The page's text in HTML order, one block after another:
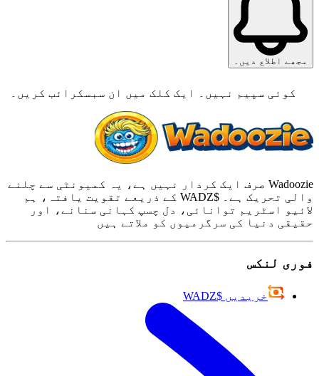
مجھے اطلاع دیں۔
کوئی سپیم نہیں۔ ایک کلک میں ان سبسکرائب کریں۔
Wadoozie صرف ایک کردار نہیں ہے، یہ کمیونٹی سے چلنے
والی تحریک ہے۔ $WADZ کے ذریعے تقویت یافتہ، ہم
لائیو اسٹریم توانائی، دل چسپ کہانی سنانے، اور
حقیقی دنیا کی سرگرمیوں کو ملاتے ہیں
فوری لنکس
خریدیں $WADZ